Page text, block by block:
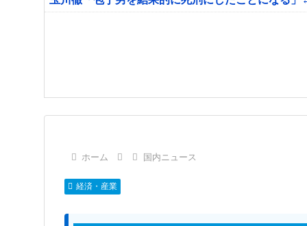
ホーム 国内ニュース
経済・産業